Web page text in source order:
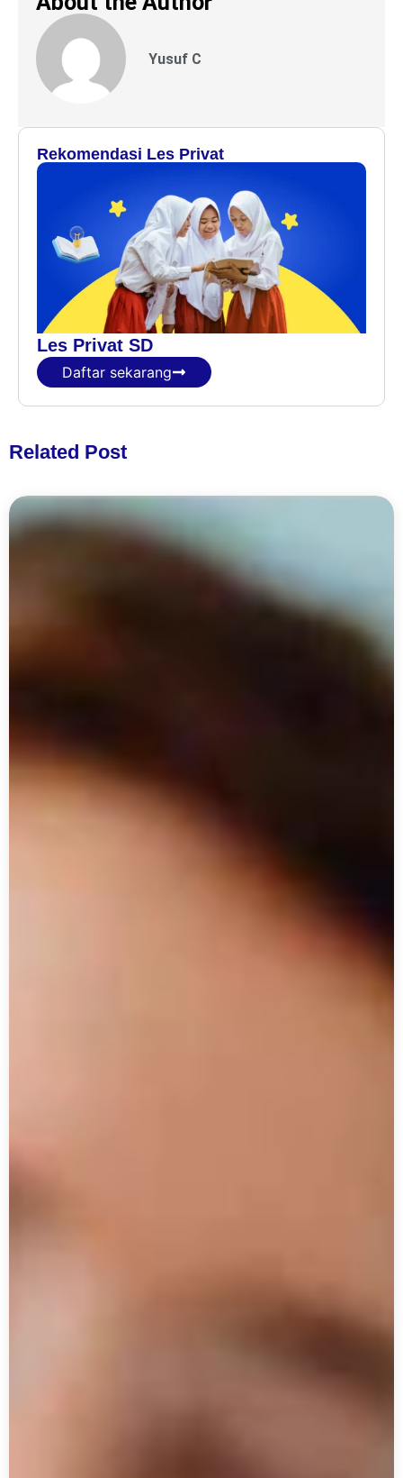
Yusuf C
Rekomendasi Les Privat
Les Privat SD
Daftar sekarang
Related Post